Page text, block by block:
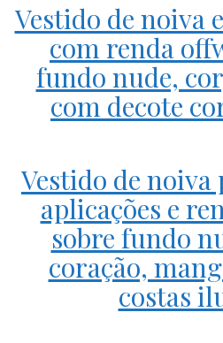
Vestido de noiva
com renda
fundo nude,
com decote
Vestido de
aplicações e
sobre fundo
coração,
costas